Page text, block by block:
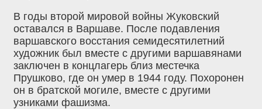
В годы второй мировой войны Жуковский
оставался в Варшаве. После подавления
варшавского восстания семидесятилетний
художник был вместе с другими варшавянами
заключен в концлагерь близ местечка
Прушково, где он умер в 1944 году. Похоронен
он в братской могиле, вместе с другими
узниками фашизма.